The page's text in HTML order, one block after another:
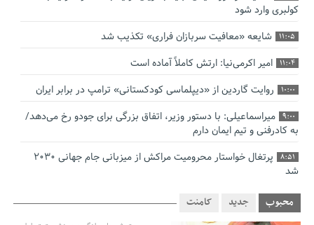
کولبری وارد شود
11:05 شایعه «معافیت سربازان فراری» تکذیب شد
11:04 امیر اکرمی‌نیا: ارتش کاملاً آماده است
10:00 روایت گاردین از «دیپلماسی کودکستانی» ترامپ در برابر ایران
9:00
میراسماعیلی: با دستور وزیر، اتفاق بزرگی برای جودو رخ می‌دهد/
به کادرفنی و تیم ایمان دارم
8:51
پرتغال خواستار محرومیت مراکش از میزبانی جام جهانی ۲۰۳۰
شد
فریدون جیرانی: اکبر عبدی حیف شدمحبوب جدید کامنت